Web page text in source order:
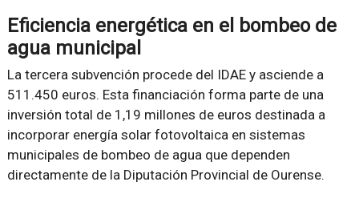
Eficiencia energética en el bombeo de
agua municipal
La tercera subvención procede del IDAE y asciende a
511.450 euros. Esta financiación forma parte de una
inversión total de 1,19 millones de euros destinada a
incorporar energía solar fotovoltaica en sistemas
municipales de bombeo de agua que dependen
directamente de la Diputación Provincial de Ourense.